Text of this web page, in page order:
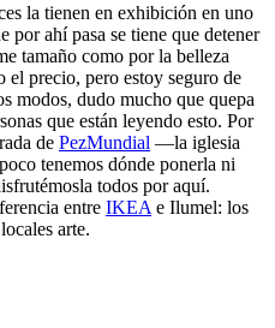
la tienen en exhibición en uno
por ahí pasa se tiene que detener
tamaño como por la belleza
el precio, pero estoy seguro de
modos, dudo mucho que quepa
que están leyendo esto. Por
de PezMundial —la iglesia
tenemos dónde ponerla ni
todos por aquí.
entre IKEA e Ilumel: los
arte.